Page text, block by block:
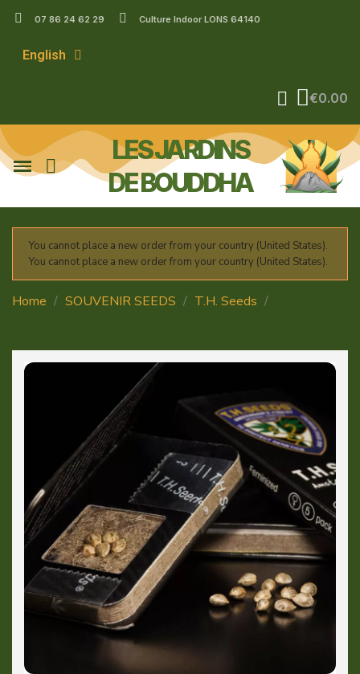
07 86 24 62 29 Culture Indoor LONS 64140
English
€0.00
LES JARDINS
DE BOUDDHA
You cannot place a new order from your country (United States).
You cannot place a new order from your country (United States).
Home SOUVENIR SEEDS T.H. Seeds